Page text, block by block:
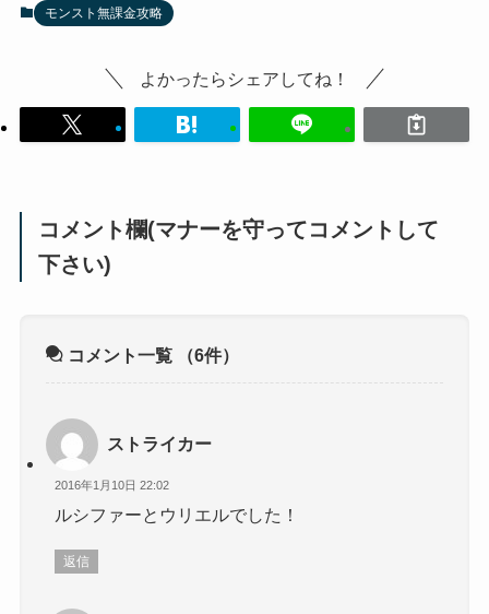
モンスト無課金攻略
よかったらシェアしてね！
コメント欄(マナーを守ってコメントして
下さい)
コメント一覧 （6件）
ストライカー
2016年1月10日 22:02
ルシファーとウリエルでした！
返信